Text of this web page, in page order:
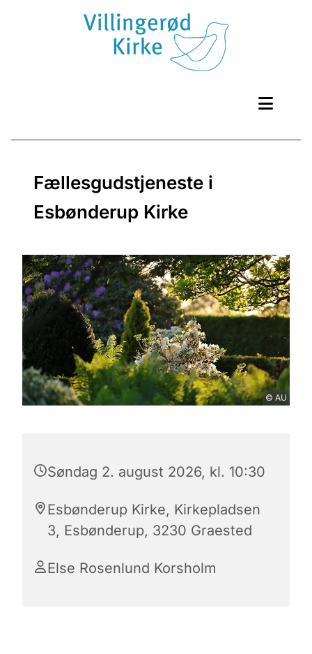
Fællesgudstjeneste i
Esbønderup Kirke
© AU
Søndag 2. august 2026, kl. 10:30
Esbønderup Kirke, Kirkepladsen
3, Esbønderup, 3230 Graested
Else Rosenlund Korsholm